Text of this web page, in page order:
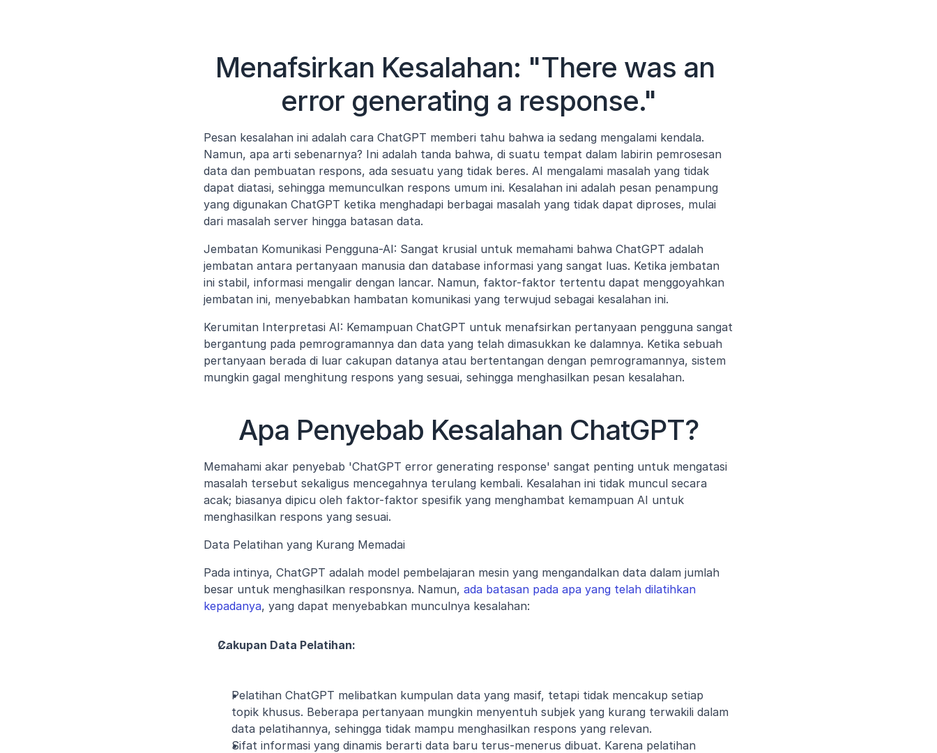
Menafsirkan Kesalahan: "There was an
error generating a response."
Pesan kesalahan ini adalah cara ChatGPT memberi tahu bahwa ia sedang mengalami kendala.
Namun, apa arti sebenarnya? Ini adalah tanda bahwa, di suatu tempat dalam labirin pemrosesan
data dan pembuatan respons, ada sesuatu yang tidak beres. AI mengalami masalah yang tidak
dapat diatasi, sehingga memunculkan respons umum ini. Kesalahan ini adalah pesan penampung
yang digunakan ChatGPT ketika menghadapi berbagai masalah yang tidak dapat diproses, mulai
dari masalah server hingga batasan data.
Jembatan Komunikasi Pengguna-AI: Sangat krusial untuk memahami bahwa ChatGPT adalah
jembatan antara pertanyaan manusia dan database informasi yang sangat luas. Ketika jembatan
ini stabil, informasi mengalir dengan lancar. Namun, faktor-faktor tertentu dapat menggoyahkan
jembatan ini, menyebabkan hambatan komunikasi yang terwujud sebagai kesalahan ini.
Kerumitan Interpretasi AI: Kemampuan ChatGPT untuk menafsirkan pertanyaan pengguna sangat
bergantung pada pemrogramannya dan data yang telah dimasukkan ke dalamnya. Ketika sebuah
pertanyaan berada di luar cakupan datanya atau bertentangan dengan pemrogramannya, sistem
mungkin gagal menghitung respons yang sesuai, sehingga menghasilkan pesan kesalahan.
Apa Penyebab Kesalahan ChatGPT?
Memahami akar penyebab 'ChatGPT error generating response' sangat penting untuk mengatasi
masalah tersebut sekaligus mencegahnya terulang kembali. Kesalahan ini tidak muncul secara
acak; biasanya dipicu oleh faktor-faktor spesifik yang menghambat kemampuan AI untuk
menghasilkan respons yang sesuai.
Data Pelatihan yang Kurang Memadai
Pada intinya, ChatGPT adalah model pembelajaran mesin yang mengandalkan data dalam jumlah
besar untuk menghasilkan responsnya. Namun, ada batasan pada apa yang telah dilatihkan
kepadanya, yang dapat menyebabkan munculnya kesalahan:
Cakupan Data Pelatihan:
Pelatihan ChatGPT melibatkan kumpulan data yang masif, tetapi tidak mencakup setiap
topik khusus. Beberapa pertanyaan mungkin menyentuh subjek yang kurang terwakili dalam
data pelatihannya, sehingga tidak mampu menghasilkan respons yang relevan.
Sifat informasi yang dinamis berarti data baru terus-menerus dibuat. Karena pelatihan